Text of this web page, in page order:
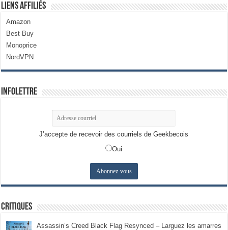
Liens Affiliés
Amazon
Best Buy
Monoprice
NordVPN
Infolettre
J’accepte de recevoir des courriels de Geekbecois
Oui
Critiques
Assassin’s Creed Black Flag Resynced – Larguez les amarres